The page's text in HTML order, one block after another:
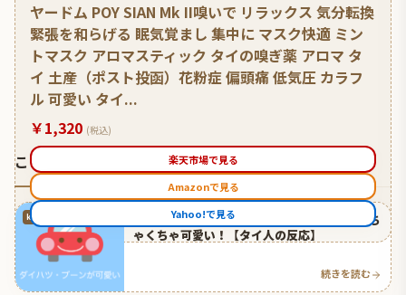
ヤードム POY SIAN Mk II嗅いで リラックス 気分転換
緊張を和らげる 眠気覚まし 集中に マスク快適 ミン
トマスク アロマスティック タイの嗅ぎ薬 アロマ タ
イ 土産（ポスト投函）花粉症 偏頭痛 低気圧 カラフ
ル 可愛い タイ...
￥1,320 (税込)
楽天市場で見る
Amazonで見る
Yahoo!で見る
こちらのタイ人の反応もおすすめです
kaigai-antenna.com
日本のダイハツの小型乗用車「ブーン」がめち
ゃくちゃ可愛い！【タイ人の反応】
続きを読む